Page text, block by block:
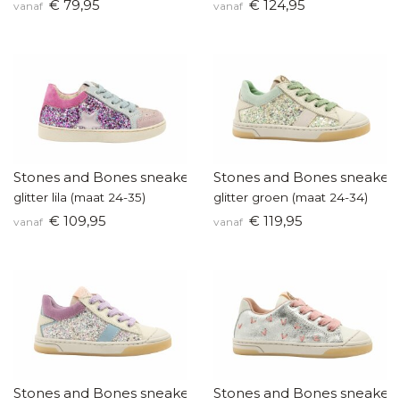
vanaf € 79,95 vanaf € 124,95
Stones and Bones sneaker
glitter lila (maat 24-35)
vanaf € 109,95
Stones and Bones sneakers
glitter groen (maat 24-34)
vanaf € 119,95
Stones and Bones sneakers Stones and Bones